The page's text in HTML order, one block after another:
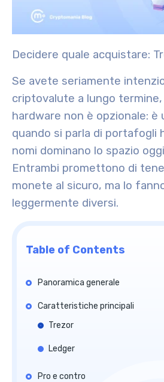
Decidere quale acquistare:
Se avete seriamente
criptovalute a lungo
hardware non è opzionale: è
quando si parla di portafogli
nomi dominano lo spazio
Entrambi promettono di
monete al sicuro, ma lo
leggermente diversi.
Table of Contents
Panoramica generale
Caratteristiche principali
Trezor
Ledger
Pro e contro